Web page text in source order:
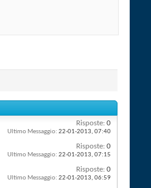
Risposte: 0
Ultimo Messaggio: 22-01-2013, 07:40
Risposte: 0
Ultimo Messaggio: 22-01-2013, 07:15
Risposte: 0
Ultimo Messaggio: 22-01-2013, 06:59